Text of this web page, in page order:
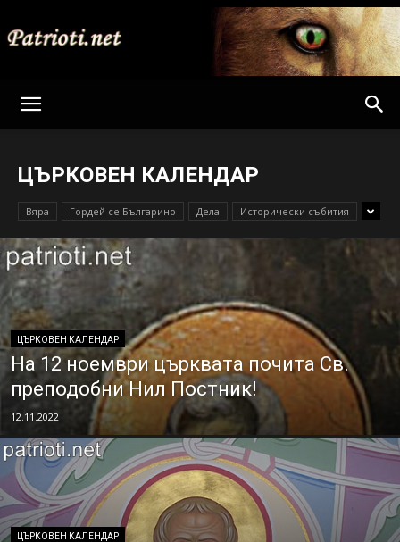
ЦЪРКОВЕН КАЛЕНДАР
Вяра Гордей се Българино Дела Исторически събития
ЦЪРКОВЕН КАЛЕНДАР
На 12 ноември църквата почита Св.
преподобни Нил Постник!
12.11.2022
ЦЪРКОВЕН КАЛЕНДАР